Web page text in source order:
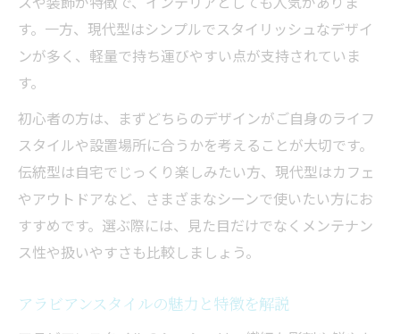
す。一方、現代型はシンプルでスタイリッシュなデザイ
ンが多く、軽量で持ち運びやすい点が支持されていま
す。
初心者の方は、まずどちらのデザインがご自身のライフ
スタイルや設置場所に合うかを考えることが大切です。
伝統型は自宅でじっくり楽しみたい方、現代型はカフェ
やアウトドアなど、さまざまなシーンで使いたい方にお
すすめです。選ぶ際には、見た目だけでなくメンテナン
ス性や扱いやすさも比較しましょう。
アラビアンスタイルの魅力と特徴を解説